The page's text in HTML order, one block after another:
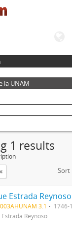
la UNAM
1 results
Sort
Estrada Reynoso
3.1
1746-
Estrada Reynoso